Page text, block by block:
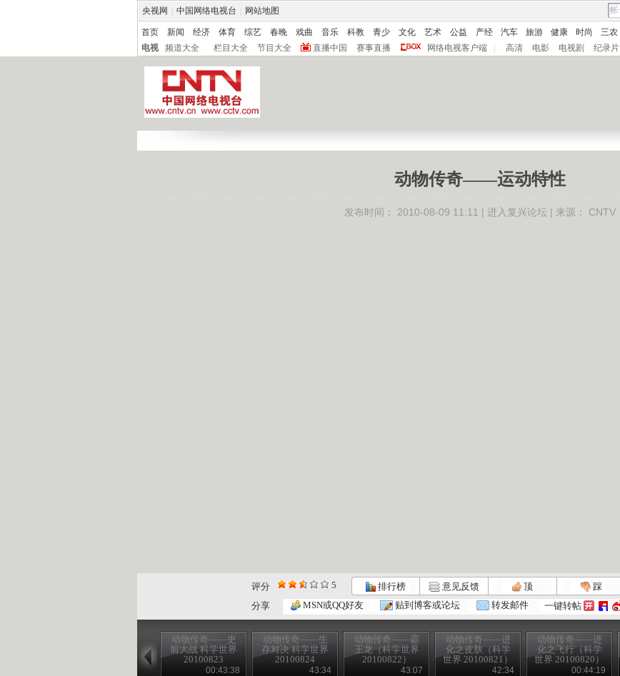
央视网 中国网络电视台 网站地图
首页 新闻 经济 体育 综艺 春晚 戏曲 音乐 科教 青少 文化 艺术 公益 产经 汽车 旅游 健康 时尚 三农
电视
频道大全 栏目大全 节目大全 直播中国 赛事直播 网络电视客户端 高清 电影 电视剧 纪录片
动物传奇——运动特性
发布时间： 2010-08-09 11:11 | 进入复兴论坛 | 来源： CNTV
评分 5 排行榜 意见反馈 顶 踩
分享
MSN或QQ好友 贴到博客或论坛 转发邮件 一键转帖
动物传奇——史
前大战 科学世界
20100823
00:43:38
动物传奇——生
存对决 科学世界
20100824
43:34
动物传奇——霸
王龙（科学世界
20100822）
43:07
动物传奇——进
化之皮肤（科学
世界 20100821）
42:34
动物传奇——进
化之飞行（科学
世界 20100820）
00:44:19